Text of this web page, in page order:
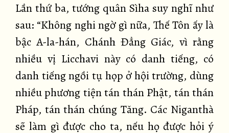
Lần thứ ba, tướng quân Sìha suy nghĩ như
sau: “Không nghi ngờ gì nữa, Thế Tôn ấy là
bậc A-la-hán, Chánh Đẳng Giác, vì rằng
nhiều vị Licchavi này có danh tiếng, có
danh tiếng ngồi tụ họp ở hội trường, dùng
nhiều phương tiện tán thán Phật, tán thán
Pháp, tán thán chúng Tăng. Các Niganthà
sẽ làm gì được cho ta, nếu họ được hỏi ý